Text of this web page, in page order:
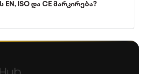
EN, ISO და CE მარკირება?